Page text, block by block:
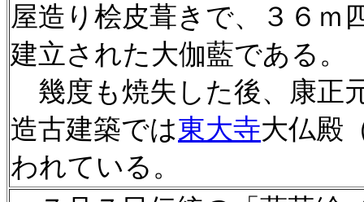
屋造り桧皮葺きで、３６ｍ
建立された大伽藍である。
幾度も焼失した後、康正
造古建築では東大寺大仏殿
われている。